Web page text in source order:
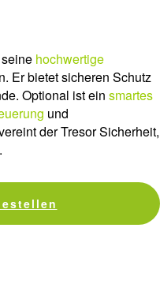
hochwertige
Er bietet sicheren Schutz
Optional ist ein smartes
und
der Tresor Sicherheit,